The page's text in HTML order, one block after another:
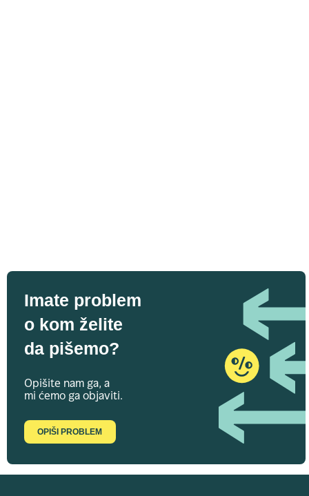
Imate problem
o kom želite
da pišemo?
Opišite nam ga, a
mi ćemo ga objaviti.
OPIŠI PROBLEM